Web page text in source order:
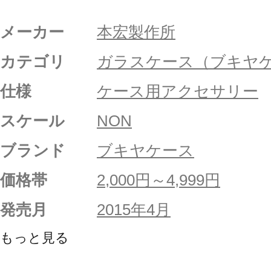
メーカー
本宏製作所
カテゴリ
ガラスケース（ブキヤ
仕様
ケース用アクセサリー
スケール
NON
ブランド
ブキヤケース
価格帯
2,000円～4,999円
発売月
2015年4月
もっと見る